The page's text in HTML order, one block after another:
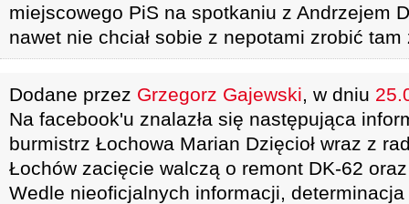
miejscowego PiS na spotkaniu z Andrzejem
nawet nie chciał sobie z nepotami zrobić tam
Dodane przez Grzegorz Gajewski, w dniu
Na facebook'u znalazła się następująca
burmistrz Łochowa Marian Dzięcioł wraz z
Łochów zacięcie walczą o remont DK-62
Wedle nieoficjalnych informacji, determinacja